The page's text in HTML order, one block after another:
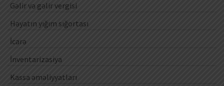
Gəlir və gəlir vergisi
Həyatın yığım sığortası
İcarə
İnventarizasiya
Kassa əməliyyatları